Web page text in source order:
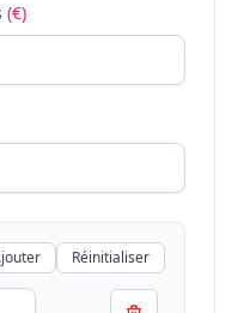
(€)
Réinitialiser